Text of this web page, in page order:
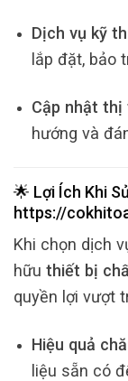
Dịch vụ kỹ
lắp đặt, bảo
Cập nhật thị
hướng và
🌟 Lợi Ích Khi
https://
Khi chọn dịch
hữu thiết bị
quyền lợi vượt
Hiệu quả
liệu sẵn có